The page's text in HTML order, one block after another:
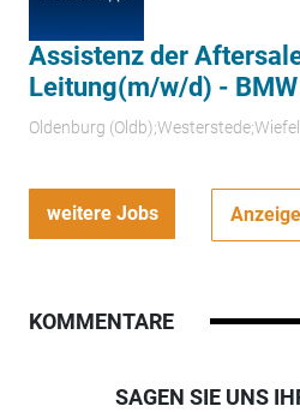
Assistenz der
Leitung(m/w/d) -
Oldenburg
weitere Jobs
KOMMENTARE
SAGEN SIE UNS